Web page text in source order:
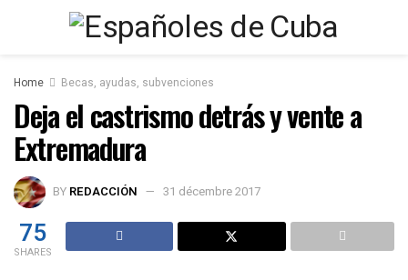
Home Becas, ayudas, subvenciones
Deja el castrismo detrás y vente a
Extremadura
BY REDACCIÓN 31 décembre 2017
75
SHARES